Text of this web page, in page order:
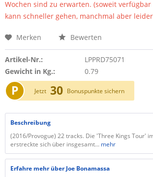
Wochen sind zu erwarten. (soweit
kann schneller gehen, manchmal aber
Merken Bewerten
Artikel-Nr.:
LPPRD75071
Gewicht in Kg.:
0.79
P Jetzt 30 Bonuspunkte sichern
Beschreibung
(2016/Provogue) 22 tracks. Die 'Three Kings Tour'
erstreckte sich über insgesamt... mehr
Erfahre mehr über Joe Bonamassa